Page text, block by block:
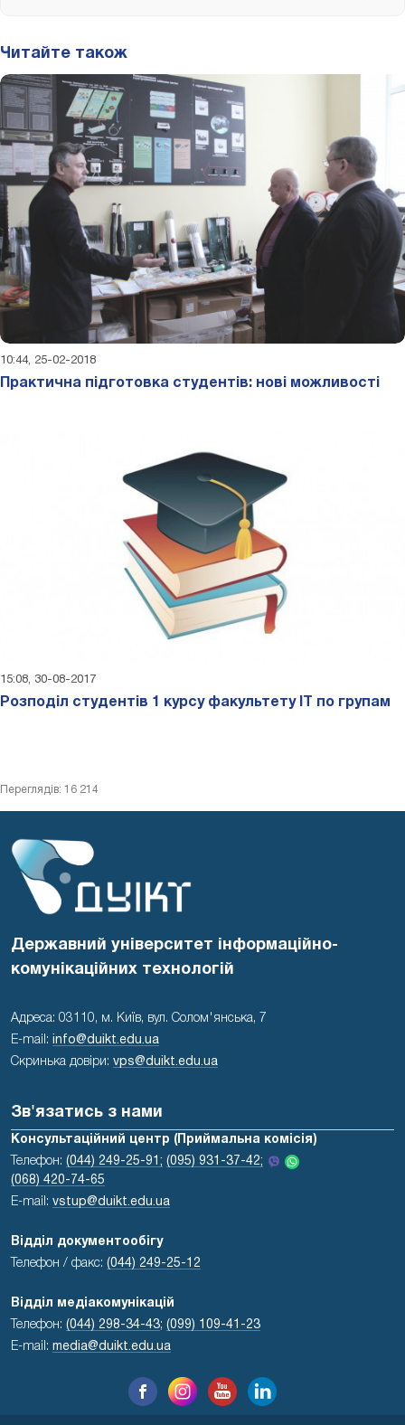
Читайте також
10:44, 25-02-2018
Практична підготовка студентів: нові можливості
15:08, 30-08-2017
Розподіл студентів 1 курсу факультету ІТ по групам
Переглядів: 16 214
Державний університет інформаційно-
комунікаційних технологій
Адреса: 03110, м. Київ, вул. Солом'янська, 7
E-mail:
info@duikt.edu.ua
Скринька довіри: vps@duikt.edu.ua
Зв'язатись з нами
Консультаційний центр (Приймальна комісія)
Телефон: (044) 249-25-91; (095) 931-37-42;
(068) 420-74-65
E-mail: vstup@duikt.edu.ua
Відділ документообігу
Телефон / факс: (044) 249-25-12
Відділ медіакомунікацій
Телефон: (044) 298-34-43; (099) 109-41-23
E-mail: media@duikt.edu.ua